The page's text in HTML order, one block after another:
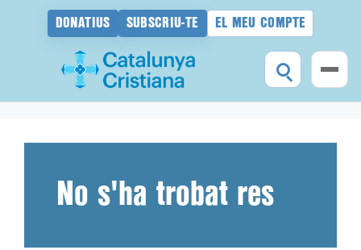
DONATIUS SUBSCRIU-TE EL MEU COMPTE
No s'ha trobat res